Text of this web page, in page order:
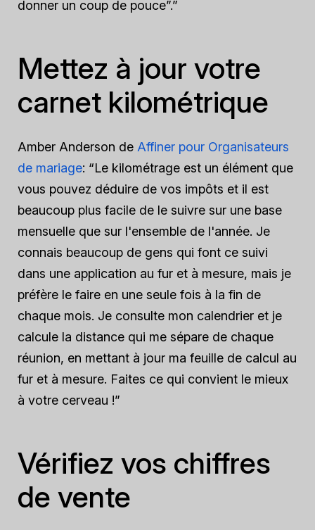
donner un coup de pouce”.”
Mettez à jour votre
carnet kilométrique
Amber Anderson de Affiner pour Organisateurs
de mariage: “Le kilométrage est un élément que
vous pouvez déduire de vos impôts et il est
beaucoup plus facile de le suivre sur une base
mensuelle que sur l'ensemble de l'année. Je
connais beaucoup de gens qui font ce suivi
dans une application au fur et à mesure, mais je
préfère le faire en une seule fois à la fin de
chaque mois. Je consulte mon calendrier et je
calcule la distance qui me sépare de chaque
réunion, en mettant à jour ma feuille de calcul au
fur et à mesure. Faites ce qui convient le mieux
à votre cerveau !”
Vérifiez vos chiffres
de vente